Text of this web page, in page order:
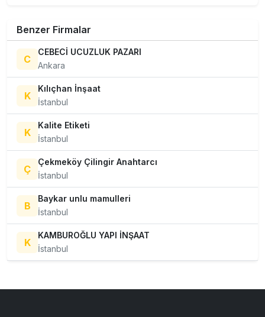
Benzer Firmalar
C
CEBECİ UCUZLUK PAZARI
Ankara
K
Kılıçhan İnşaat
İstanbul
K
Kalite Etiketi
İstanbul
Ç
Çekmeköy Çilingir Anahtarcı
İstanbul
B
Baykar unlu mamulleri
İstanbul
K
KAMBUROĞLU YAPI İNŞAAT
İstanbul